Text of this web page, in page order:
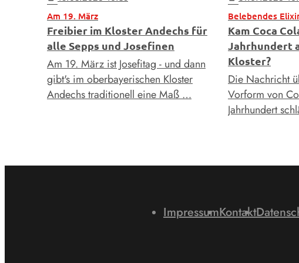
Am 19. März
Freibier im Kloster Andechs für
alle Sepps und Josefinen
Am 19. März ist Josefitag - und dann
gibt's im oberbayerischen Kloster
Andechs traditionell eine Maß …
Belebendes
Kam Coca
Jahrhundert
Kloster?
Die Nachricht
Vorform von
Jahrhundert
ImpressumKontakt